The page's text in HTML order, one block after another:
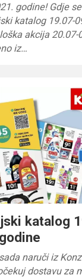
godine! Gdje
katalog 19.07-
akcija 20.07-
iz…
katalog
naruči iz
dostavu za